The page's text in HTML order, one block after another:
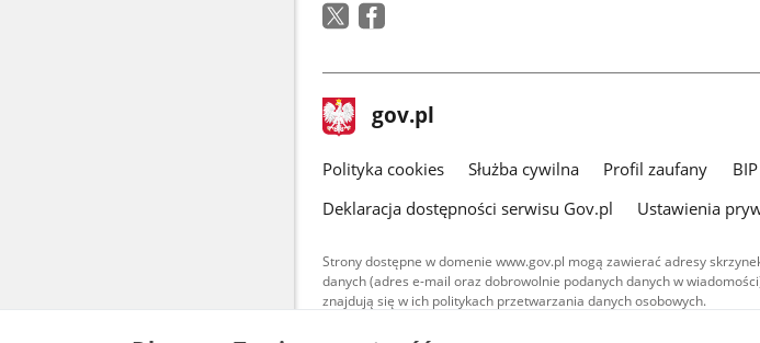
stopka
gov.pl Strona
gov.pl
gov.pl
Polityka cookies Służba cywilna Profil zaufany BIP
Deklaracja dostępności serwisu Gov.pl
Ustawienia
Strony dostępne w domenie www.gov.pl mogą zawierać adresy
danych (adres e-mail oraz dobrowolnie podanych danych w
znajdują się w ich politykach przetwarzania danych osobowych.